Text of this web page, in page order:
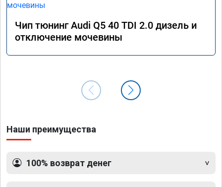
Чип тюнинг Audi Q5 40 TDI 2.0 дизель и
отключение мочевины
Наши преимущества
100% возврат денег